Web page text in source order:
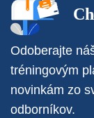
Odoberajte
tréningovým
novinkám zo
odborníkov.